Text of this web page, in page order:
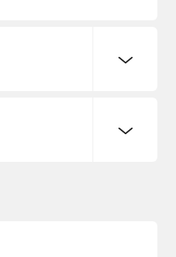
流出防止に関す
ドライン
備・震災復興